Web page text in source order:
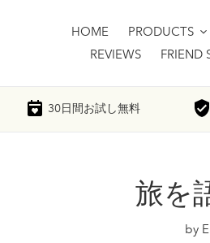
HOME PRODUCTS
REVIEWS
FRIEND
30日間お試し無料
旅を
by